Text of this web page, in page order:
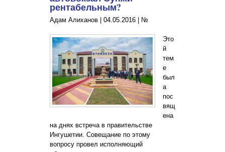
рентабельным?
Адам Алиханов | 04.05.2016 №
Это
й
тем
е
был
а
пос
вящ
ена
на днях встреча в правительстве
Ингушетии. Совещание по этому
вопросу провел исполняющий